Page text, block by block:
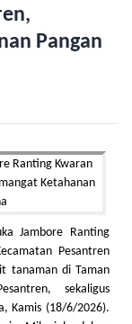
Pangan
Jambore Ranting
Pesantren
tanaman di Taman
sekaligus
Kamis (18/6/2026).